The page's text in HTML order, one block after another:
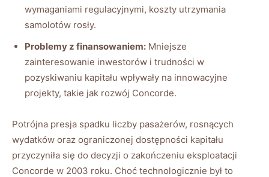
wymaganiami regulacyjnymi, koszty utrzymania
‍samolotów rosły.
Problemy z⁣ finansowaniem: Mniejsze
zainteresowanie inwestorów i trudności w
⁣pozyskiwaniu kapitału wpływały na ‍innowacyjne
⁢projekty,⁣ takie⁢ jak rozwój Concorde.
Potrójna ⁢presja spadku⁣ liczby pasażerów, rosnących
wydatków oraz ograniczonej⁣ dostępności ⁤kapitału
przyczyniła się do decyzji o zakończeniu eksploatacji
Concorde w 2003⁢ roku. Choć technologicznie był to⁣